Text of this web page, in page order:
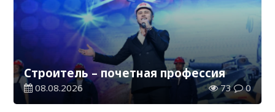
Строитель – почетная профессия
08.08.2026 73 0